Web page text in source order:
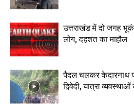
उत्तराखंड में दो जगह
लोग, दहशत का माहौल
पैदल चलकर केदारनाथ
द्विवेदी, यात्रा व्यवस्थाओं